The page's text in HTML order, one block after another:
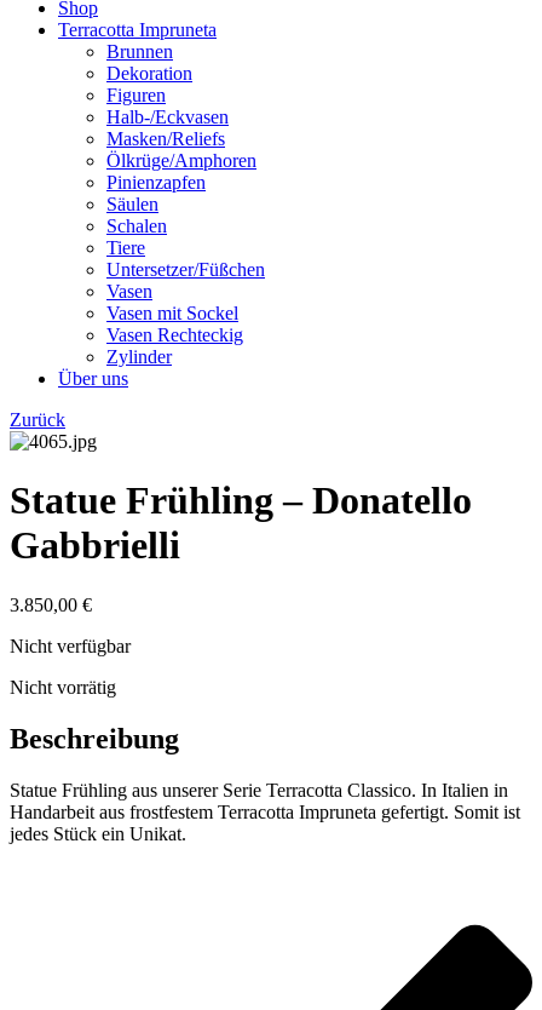
Shop
Terracotta Impruneta
Brunnen
Dekoration
Figuren
Halb-/Eckvasen
Masken/Reliefs
Ölkrüge/Amphoren
Pinienzapfen
Säulen
Schalen
Tiere
Untersetzer/Füßchen
Vasen
Vasen mit Sockel
Vasen Rechteckig
Zylinder
Über uns
Zurück
Statue Frühling – Donatello
Gabbrielli
3.850,00 €
Nicht verfügbar
Nicht vorrätig
Beschreibung
Statue Frühling aus unserer Serie Terracotta Classico. In Italien in
Handarbeit aus frostfestem Terracotta Impruneta gefertigt. Somit ist
jedes Stück ein Unikat.